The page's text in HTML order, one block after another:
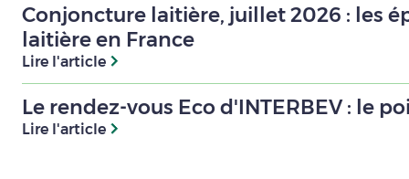
Conjoncture laitière, juillet 2026 : les
laitière en France
Lire l'article
Le rendez-vous Eco d'INTERBEV : le
Lire l'article